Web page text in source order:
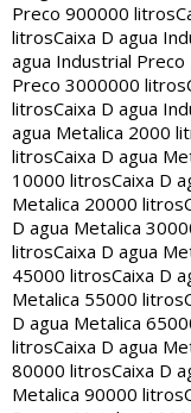
Preco 900000 litros
litrosCaixa D agua
agua Industrial
Preco 3000000 litros
litrosCaixa D agua
agua Metalica 2000
litrosCaixa D agua
10000 litrosCaixa D
Metalica 20000 litros
D agua Metalica
litrosCaixa D agua
45000 litrosCaixa D
Metalica 55000 litros
D agua Metalica
litrosCaixa D agua
80000 litrosCaixa D
Metalica 90000 litros